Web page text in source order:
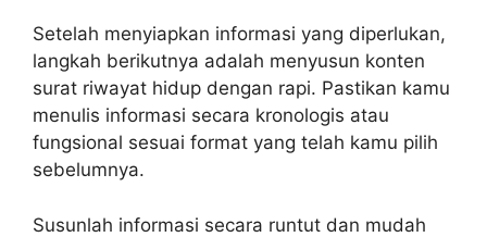
Setelah menyiapkan informasi yang diperlukan,
langkah berikutnya adalah menyusun konten
surat riwayat hidup dengan rapi. Pastikan kamu
menulis informasi secara kronologis atau
fungsional sesuai format yang telah kamu pilih
sebelumnya.
Susunlah informasi secara runtut dan mudah